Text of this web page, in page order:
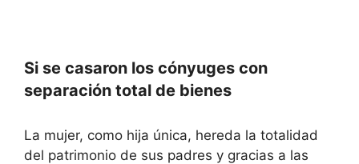
Si se casaron los cónyuges con
separación total de bienes
La mujer, como hija única, hereda la totalidad
del patrimonio de sus padres y gracias a las